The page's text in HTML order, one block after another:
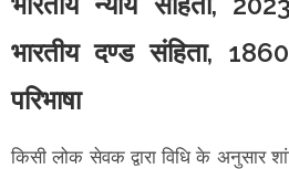
भारतीय दण्ड संहिता,
परिभाषा
किसी लोक सेवक द्वारा विधि के अनुसार